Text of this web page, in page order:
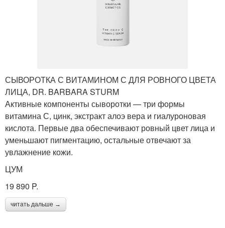
СЫВОРОТКА С ВИТАМИНОМ С ДЛЯ РОВНОГО ЦВЕТА
ЛИЦА, DR. BARBARA STURM
Активные компоненты сыворотки — три формы
витамина С, цинк, экстракт алоэ вера и гиалуроновая
кислота. Первые два обеспечивают ровный цвет лица и
уменьшают пигментацию, остальные отвечают за
увлажнение кожи.
ЦУМ
19 890 P.
читать дальше →